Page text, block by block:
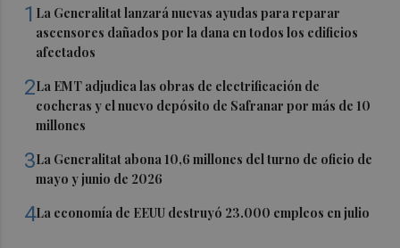
1 La Generalitat lanzará nuevas ayudas para reparar
ascensores dañados por la dana en todos los edificios
afectados
2La EMT adjudica las obras de electrificación de
cocheras y el nuevo depósito de Safranar por más de 10
millones
3La Generalitat abona 10,6 millones del turno de oficio de
mayo y junio de 2026
4La economía de EEUU destruyó 23.000 empleos en julio